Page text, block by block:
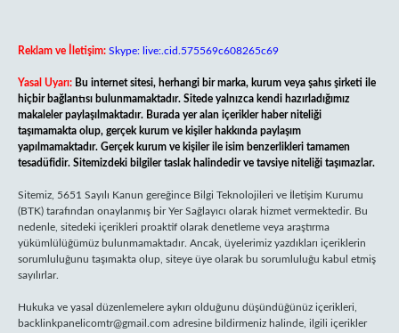
Reklam ve İletişim: Skype: live:.cid.575569c608265c69
Yasal Uyarı: Bu internet sitesi, herhangi bir marka, kurum veya şahıs şirketi ile
hiçbir bağlantısı bulunmamaktadır. Sitede yalnızca kendi hazırladığımız
makaleler paylaşılmaktadır. Burada yer alan içerikler haber niteliği
taşımamakta olup, gerçek kurum ve kişiler hakkında paylaşım
yapılmamaktadır. Gerçek kurum ve kişiler ile isim benzerlikleri tamamen
tesadüfidir. Sitemizdeki bilgiler taslak halindedir ve tavsiye niteliği taşımazlar.
Sitemiz, 5651 Sayılı Kanun gereğince Bilgi Teknolojileri ve İletişim Kurumu
(BTK) tarafından onaylanmış bir Yer Sağlayıcı olarak hizmet vermektedir. Bu
nedenle, sitedeki içerikleri proaktif olarak denetleme veya araştırma
yükümlülüğümüz bulunmamaktadır. Ancak, üyelerimiz yazdıkları içeriklerin
sorumluluğunu taşımakta olup, siteye üye olarak bu sorumluluğu kabul etmiş
sayılırlar.
Hukuka ve yasal düzenlemelere aykırı olduğunu düşündüğünüz içerikleri,
backlinkpanelicomtr@gmail.com adresine bildirmeniz halinde, ilgili içerikler